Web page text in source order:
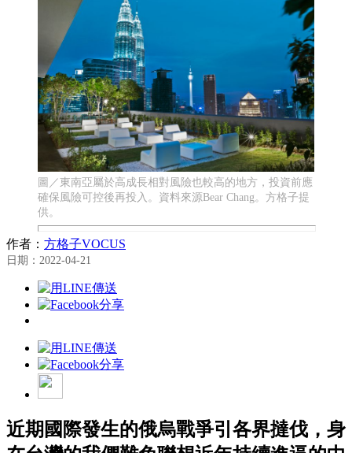
圖／東南亞屬於高成長相對風險也較高的地方，投資前應
確保風險可控後再投入。資料來源Bear Chang。方格子提
供。
作者： 方格子VOCUS
日期：2022-04-21
近期國際發生的俄烏戰爭引各界撻伐，身